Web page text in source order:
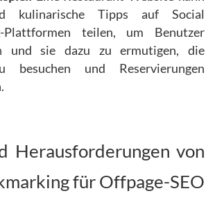
kulinarische Tipps auf Social
Plattformen teilen, um Benutzer
und sie dazu zu ermutigen, die
besuchen und Reservierungen
Herausforderungen von
für Offpage-SEO